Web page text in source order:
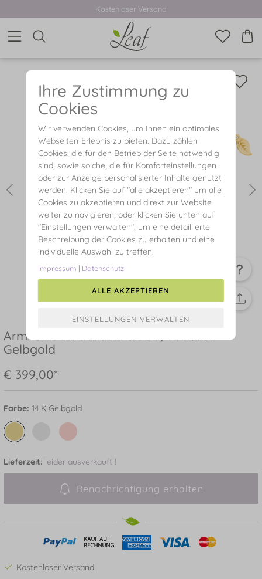
Kostenloser Versand
Armkette ETERNAL TOUCH, 14 Karat
Gelbgold
€ 399,00*
Farbe: 14 K Gelbgold
Lieferzeit: leider ausverkauft !
Benachrichtigung erhalten
Kostenloser Versand
Ihre Zustimmung zu
Cookies
Wir verwenden Cookies, um Ihnen ein optimales
Webseiten-Erlebnis zu bieten. Dazu zählen
Cookies, die für den Betrieb der Seite notwendig
sind, sowie solche, die für Komforteinstellungen
oder zur Anzeige personalisierter Inhalte genutzt
werden. Klicken Sie auf "alle akzeptieren" um alle
Cookies zu akzeptieren und direkt zur Website
weiter zu navigieren; oder klicken Sie unten auf
"Einstellungen verwalten", um eine detaillierte
Beschreibung der Cookies zu erhalten und eine
individuelle Auswahl zu treffen.
Impressum | Datenschutz
ALLE AKZEPTIEREN